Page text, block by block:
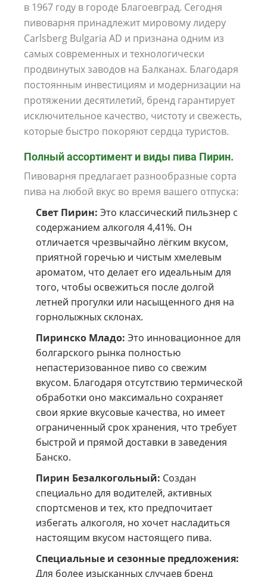
в 1967 году в городе Благоевград. Сегодня
пивоварня принадлежит мировому лидеру
Carlsberg Bulgaria AD и признана одним из
самых современных и технологически
продвинутых заводов на Балканах. Благодаря
постоянным инвестициям и модернизации на
протяжении десятилетий, бренд гарантирует
исключительное качество, чистоту и свежесть,
которые быстро покоряют сердца туристов.
Полный ассортимент и виды пива Пирин.
Пивоварня предлагает разнообразные сорта
пива на любой вкус во время вашего отпуска:
Свет Пирин: Это классический пильзнер с
содержанием алкоголя 4,41%. Он
отличается чрезвычайно лёгким вкусом,
приятной горечью и чистым хмелевым
ароматом, что делает его идеальным для
того, чтобы освежиться после долгой
летней прогулки или насыщенного дня на
горнолыжных склонах.
Пиринско Младо: Это инновационное для
болгарского рынка полностью
непастеризованное пиво со свежим
вкусом. Благодаря отсутствию термической
обработки оно максимально сохраняет
свои яркие вкусовые качества, но имеет
ограниченный срок хранения, что требует
быстрой и прямой доставки в заведения
Банско.
Пирин Безалкогольный: Создан
специально для водителей, активных
спортсменов и тех, кто предпочитает
избегать алкоголя, но хочет насладиться
настоящим вкусом настоящего пива.
Специальные и сезонные предложения:
Для более изысканных случаев бренд